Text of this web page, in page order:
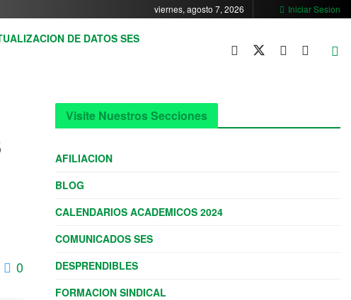
viernes, agosto 7, 2026 Iniciar Sesion
DE DATOS SES
0
Visite Nuestros Secciones
AFILIACION
BLOG
CALENDARIOS ACADEMICOS 2024
COMUNICADOS SES
DESPRENDIBLES
FORMACION SINDICAL